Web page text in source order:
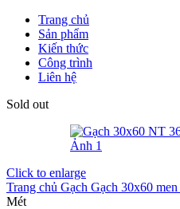
Trang chủ
Sản phẩm
Kiến thức
Công trình
Liên hệ
Sold out
Click to enlarge
Trang chủ Gạch Gạch 30x60 men
Mét